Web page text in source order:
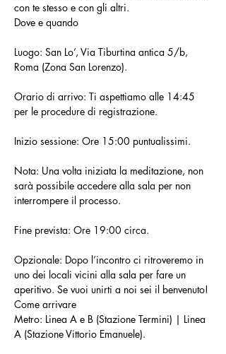
con te stesso e con gli altri.
Dove e quando
Luogo: San Lo’, Via Tiburtina antica 5/b,
Roma (Zona San Lorenzo).
Orario di arrivo: Ti aspettiamo alle 14:45
per le procedure di registrazione.
Inizio sessione: Ore 15:00 puntualissimi.
Nota: Una volta iniziata la meditazione, non
sarà possibile accedere alla sala per non
interrompere il processo.
Fine prevista: Ore 19:00 circa.
Opzionale: Dopo l’incontro ci ritroveremo in
uno dei locali vicini alla sala per fare un
aperitivo. Se vuoi unirti a noi sei il benvenuto!
Come arrivare
Metro: Linea A e B (Stazione Termini) | Linea
A (Stazione Vittorio Emanuele).